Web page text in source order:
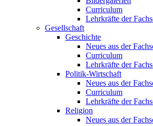
Curriculum
Lehrkräfte der
Gesellschaft
Geschichte
Neues aus der
Curriculum
Lehrkräfte der
Politik-Wirtschaft
Neues aus der
Curriculum
Lehrkräfte der
Religion
Neues aus der